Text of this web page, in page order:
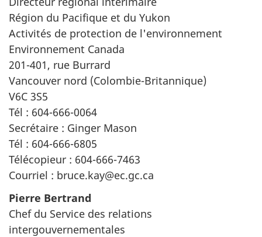
Région du Pacifique et du Yukon
Activités de protection de l'environnement
Environnement Canada
201-401, rue Burrard
Vancouver nord (Colombie-Britannique)
V6C 3S5
Tél : 604-666-0064
Secrétaire : Ginger Mason
Tél : 604-666-6805
Télécopieur : 604-666-7463
Courriel : bruce.kay@ec.gc.ca
Pierre Bertrand
Chef du Service des relations
intergouvernementales